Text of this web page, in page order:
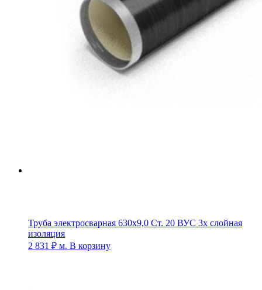
Труба электросварная 630х9,0 Ст. 20 ВУС 3х слойная
изоляция
2 831 ₽ м. В корзину